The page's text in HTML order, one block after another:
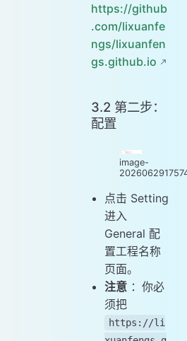
https://github
.com/lixuanfe
ngs/lixuanfen
gs.github.io
3.2 第二步：
配置
image-
点击 Setting
进入
General 配
置工程名称
页面。
注意 ：你必
须把
https://li